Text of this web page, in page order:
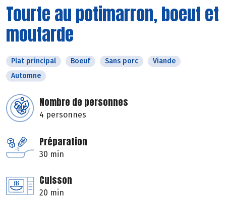
Tourte au potimarron, boeuf et
moutarde
Plat principal Boeuf Sans porc
Viande
Automne
Nombre de personnes
4 personnes
Préparation
30 min
Cuisson
20 min